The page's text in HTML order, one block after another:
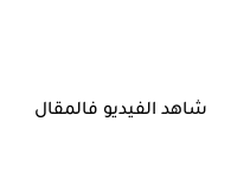
شاهد الفيديو فالمقال